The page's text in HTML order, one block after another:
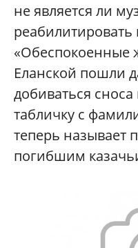
не является ли
«Обеспокоенные
Еланской пошли
добиваться
табличку с
теперь называет
погибшим